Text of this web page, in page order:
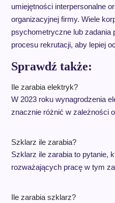
umiejętności interpersonalne
organizacyjnej firmy. Wiele
psychometryczne lub zadania
procesu rekrutacji, aby lepiej
Sprawdź także:
Ile zarabia elektryk?
W 2023 roku wynagrodzenia
znacznie różnić w zależności
Szklarz ile zarabia?
Szklarz ile zarabia to pytanie,
rozważających pracę w tym
Ile zarabia szklarz?